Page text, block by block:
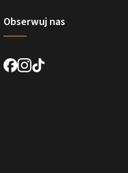
Obserwuj nas